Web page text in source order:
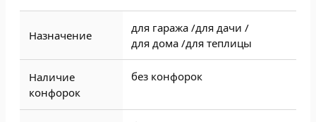
Назначение
для гаража /для дачи /
для дома /для теплицы
Наличие
конфорок
без конфорок